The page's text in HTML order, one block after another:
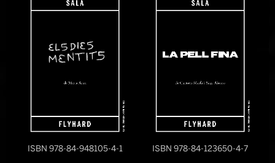
ISBN 978-84-948105-4-1 ISBN 978-84-123650-4-7